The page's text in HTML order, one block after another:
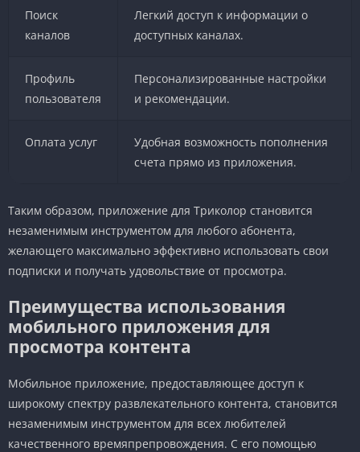
Поиск
каналов
Легкий доступ к информации о
доступных каналах.
Профиль
пользователя
Персонализированные настройки
и рекомендации.
Оплата услуг
Удобная возможность пополнения
счета прямо из приложения.
Таким образом, приложение для Триколор становится
незаменимым инструментом для любого абонента,
желающего максимально эффективно использовать свои
подписки и получать удовольствие от просмотра.
Преимущества использования
мобильного приложения для
просмотра контента
Мобильное приложение, предоставляющее доступ к
широкому спектру развлекательного контента, становится
незаменимым инструментом для всех любителей
качественного времяпрепровождения. С его помощью